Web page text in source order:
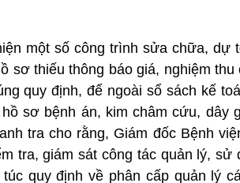
một số công trình sửa chữa, dự
sơ thiếu thông báo giá, nghiệm
quy định, để ngoài sổ sách kế
sơ bệnh án, kim châm cứu, dây
tra cho rằng, Giám đốc Bệnh
tra, giám sát công tác quản lý, sử
quy định về phân cấp quản lý